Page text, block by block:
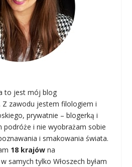
to jest mój blog
. Z zawodu jestem filologiem i
prywatnie – blogerką i
podróże i nie wyobrażam sobie
i smakowania świata.
18 krajów na
samych tylko Włoszech byłam